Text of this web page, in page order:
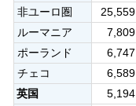
非ユーロ圏
25,559
ルーマニア
7,809
ポーランド
6,747
チェコ
6,589
英国
5,194